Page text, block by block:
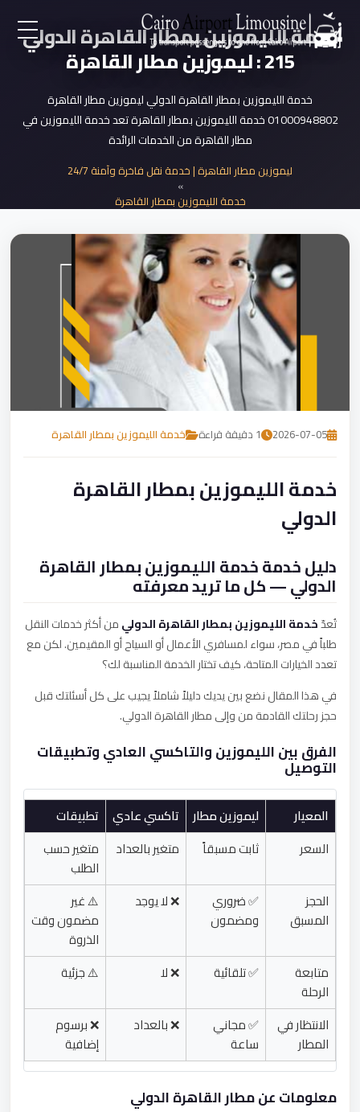
EN
AR
خدمات المطار
نحن
خدمة الليموزين بمطار القاهرة الدولي
215 : ليموزين مطار القاهرة
خدمة الليموزين بمطار القاهرة الدولي ليموزين مطار القاهرة
01000948802 خدمة الليموزين بمطار القاهرة تعد خدمة الليموزين في
مطار القاهرة من الخدمات الرائدة
ليموزين مطار القاهرة | خدمة نقل فاخرة وآمنة 24/7
خدمة الليموزين بمطار القاهرة
خدمة الليموزين بمطار القاهرة الدولي
2026-07-05 1 دقيقة قراءة خدمة الليموزين بمطار القاهرة
خدمة الليموزين بمطار القاهرة
الدولي
دليل خدمة خدمة الليموزين بمطار القاهرة
الدولي — كل ما تريد معرفته
تُعدّخدمة الليموزين بمطار القاهرة الدوليمن أكثر خدمات النقل
طلباً في مصر، سواء لمسافري الأعمال أو السياح أو المقيمين. لكن مع
تعدد الخيارات المتاحة، كيف تختار الخدمة المناسبة لك؟
في هذا المقال نضع بين يديك دليلاً شاملاً يجيب على كل أسئلتك قبل
حجز رحلتك القادمة من وإلى مطار القاهرة الدولي.
الفرق بين الليموزين والتاكسي العادي وتطبيقات
التوصيل
المعيار ليموزين مطار تاكسي عادي
تطبيقات
السعر
ثابت مسبقاً متغير بالعداد
متغير حسب
الطلب
الحجز
المسبق
✅ ضروري
ومضمون
❌ لا يوجد
⚠️ غير
مضمون وقت
الذروة
متابعة
الرحلة
✅ تلقائية ❌ لا ⚠️ جزئية
الانتظار في
المطار
✅ مجاني
ساعة
❌ بالعداد
❌ برسوم
إضافية
معلومات عن مطار القاهرة الدولي